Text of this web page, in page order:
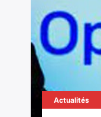
Actualités